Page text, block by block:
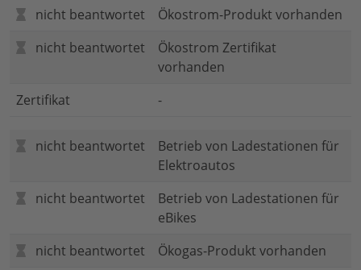
nicht beantwortet
Ökostrom-Produkt vorhanden
nicht beantwortet
Ökostrom Zertifikat
vorhanden
Zertifikat
-
nicht beantwortet
Betrieb von Ladestationen für
Elektroautos
nicht beantwortet
Betrieb von Ladestationen für
eBikes
nicht beantwortet
Ökogas-Produkt vorhanden